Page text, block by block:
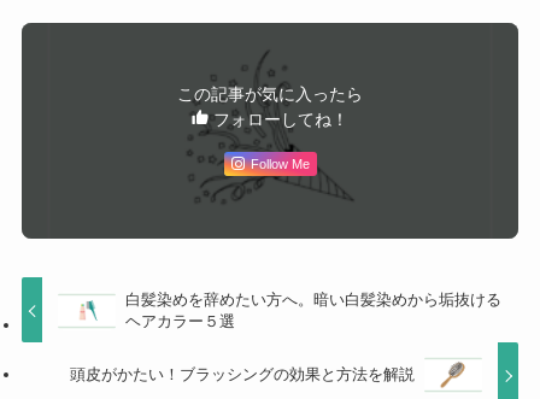
この記事が気に入ったら
フォローしてね！
Follow Me
白髪染めを辞めたい方へ。暗い白髪染めから垢抜ける
ヘアカラー５選
頭皮がかたい！ブラッシングの効果と方法を解説